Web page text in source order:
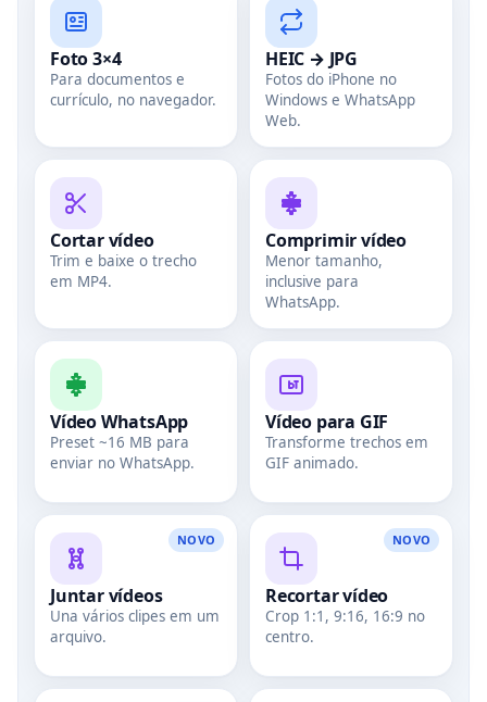
Foto 3×4
Para documentos e
currículo, no navegador.
HEIC → JPG
Fotos do iPhone no
Windows e WhatsApp
Web.
Cortar vídeo
Trim e baixe o trecho
em MP4.
Comprimir vídeo
Menor tamanho,
inclusive para
WhatsApp.
Vídeo WhatsApp
Preset ~16 MB para
enviar no WhatsApp.
Vídeo para GIF
Transforme trechos em
GIF animado.
NOVO
Juntar vídeos
Una vários clipes em um
arquivo.
NOVO
Recortar vídeo
Crop 1:1, 9:16, 16:9 no
centro.